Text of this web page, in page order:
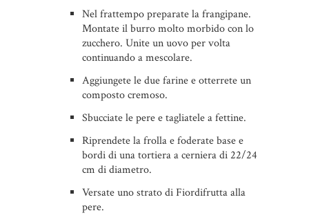
Nel frattempo preparate la frangipane.
Montate il burro molto morbido con lo
zucchero. Unite un uovo per volta
continuando a mescolare.
Aggiungete le due farine e otterrete un
composto cremoso.
Sbucciate le pere e tagliatele a fettine.
Riprendete la frolla e foderate base e
bordi di una tortiera a cerniera di 22/24
cm di diametro.
Versate uno strato di Fiordifrutta alla
pere.